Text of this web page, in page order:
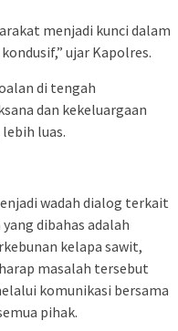
menjadi kunci dalam
ujar Kapolres.
di tengah
dan kekeluargaan
luas.
wadah dialog terkait
dibahas adalah
kelapa sawit,
masalah tersebut
komunikasi bersama
pihak.